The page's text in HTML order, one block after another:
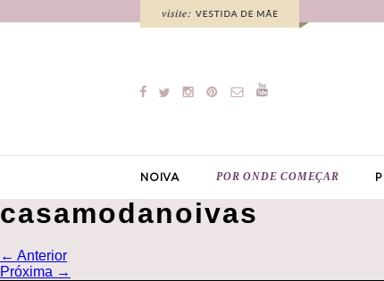
NOIVA POR ONDE COMEÇAR
casamodanoivas
← Anterior
Próxima →